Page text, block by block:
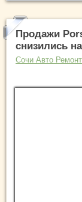
Продажи
снизились
Сочи Авто Ремонт